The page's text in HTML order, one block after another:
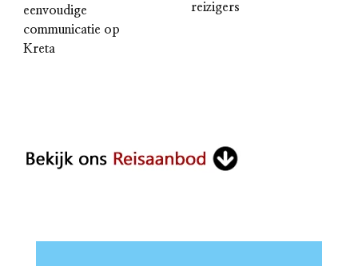
eenvoudige
communicatie op
Kreta
reizigers